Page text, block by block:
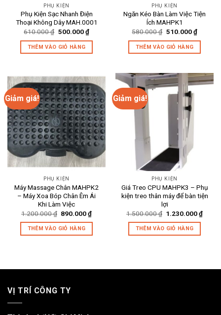
PHỤ KIỆN
Phụ Kiện Sạc Nhanh Điện
Thoại Không Dây MAH.0001
610.000₫ Giá
là:
610.000 ₫.
500.000₫Giá
hiện
tại
THÊM VÀO GIỎ HÀNG
PHỤ KIỆN
Ngăn Kéo Bàn Làm Việc Tiện
Ích MAHPK1
580.000₫ Giá
là:
580.000 ₫.
510.000₫Giá
hiện
tại
THÊM VÀO GIỎ HÀNG
Giảm giá!
PHỤ KIỆN
Máy Massage Chân MAHPK2
– Máy Xoa Bóp Chân Êm Ái
Khi Làm Việc
1.200.000₫ Giá
là:
1.200.000 ₫.
890.000₫Giá
tại
890.000 ₫.
THÊM VÀO GIỎ HÀNG
Giảm giá!
PHỤ KIỆN
Giá Treo CPU MAHPK3 – Phụ
kiện treo thân máy để bàn tiện
lợi
1.500.000₫ Giá
là:
1.500.000 ₫.
1.230.000₫Giá
THÊM VÀO GIỎ HÀNG
VỊ TRÍ CÔNG TY